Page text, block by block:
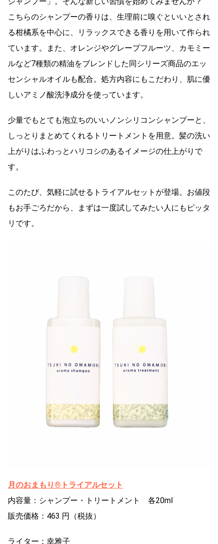
こちらのシャンプーの香りは、生理前に嗅ぐといいとされ
る柑橘系を中心に、リラックスできる香りを用いて作られ
ています。また、オレンジやグレープフルーツ、カモミー
ルなど7種類の精油をブレンドした同シリーズ商品のエッ
センシャルオイルも配合。処方内容にもこだわり、肌に優
しいアミノ酸洗浄成分を使っています。
少量でもとても泡立ちのいいノンシリコンシャンプーと、
しっとりまとめてくれるトリートメントを用意。髪の洗い
上がりはふわっとハリコシのあるイメージの仕上がりで
す。
このたび、気軽に試せるトライアルセットが登場。お値段
もお手ごろだから、まずは一度試してみたい人にもピッタ
リです。
月のおまもり®トライアルセット
内容量：シャンプー・トリートメント 各20ml
販売価格：463 円（税抜）
ライター：幸雅子